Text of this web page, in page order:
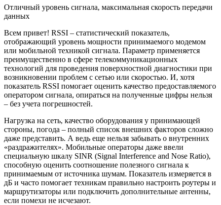
Отличный уровень сигнала, максимальная скорость передачи
данных
Всем привет! RSSI – статистический показатель,
отображающий уровень мощности принимаемого модемом
или мобильной техникой сигнала. Параметр применяется
преимущественно в сфере телекоммуникационных
технологий для проведения поверхностной диагностики при
возникновении проблем с сетью или скоростью. И, хотя
показатель RSSI помогает оценить качество предоставляемого
оператором сигнала, опираться на полученные цифры нельзя
– без учета погрешностей.
Нагрузка на сеть, качество оборудования у принимающей
стороны, погода – полный список внешних факторов сложно
даже представить. А ведь еще нельзя забывать о внутренних
«раздражителях». Мобильные операторы даже ввели
специальную шкалу SINR (Signal Interference and Nose Ratio),
способную оценить соотношение полезного сигнала к
принимаемым от источника шумам. Показатель измеряется в
дБ и часто помогает техникам правильно настроить роутеры и
маршрутизаторы или подключить дополнительные антенны,
если помехи не исчезают.